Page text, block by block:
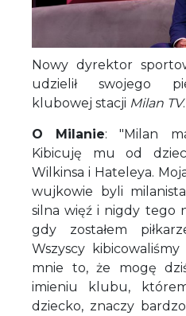
Nowy dyrektor
udzielił swojego
klubowej stacji Milan TV
O Milanie: "Milan
Kibicuję mu od
Wilkinsa i Hateleya.
wujkowie byli
silna więź i nigdy tego
gdy zostałem
Wszyscy
mnie to, że mogę
imieniu klubu,
dziecko, znaczy